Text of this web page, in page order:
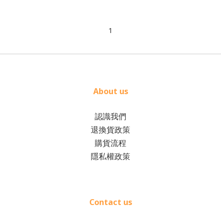
1
About us
認識我們
退換貨政策
購貨流程
隱私權政策
Contact us